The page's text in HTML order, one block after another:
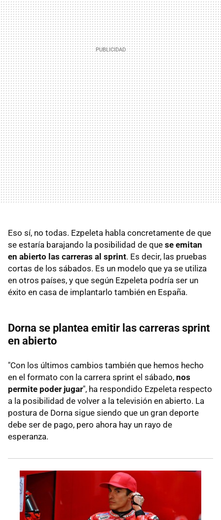
Eso sí, no todas. Ezpeleta habla concretamente de que
se estaría barajando la posibilidad de que se emitan
en abierto las carreras al sprint. Es decir, las pruebas
cortas de los sábados. Es un modelo que ya se utiliza
en otros países, y que según Ezpeleta podría ser un
éxito en casa de implantarlo también en España.
Dorna se plantea emitir las carreras sprint
en abierto
"Con los últimos cambios también que hemos hecho
en el formato con la carrera sprint el sábado, nos
permite poder jugar", ha respondido Ezpeleta respecto
a la posibilidad de volver a la televisión en abierto. La
postura de Dorna sigue siendo que un gran deporte
debe ser de pago, pero ahora hay un rayo de
esperanza.